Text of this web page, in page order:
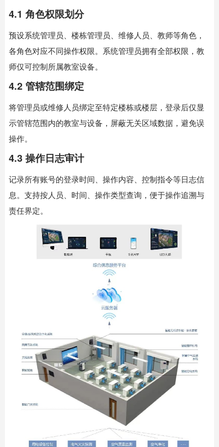
4.1 角色权限划分
预设系统管理员、楼栋管理员、维修人员、教师等角色，
各角色对应不同操作权限。系统管理员拥有全部权限，教
师仅可控制所属教室设备。
4.2 管辖范围绑定
将管理员或维修人员绑定至特定楼栋或楼层，登录后仅显
示管辖范围内的教室与设备，屏蔽无关区域数据，避免误
操作。
4.3 操作日志审计
记录所有账号的登录时间、操作内容、控制指令等日志信
息。支持按人员、时间、操作类型查询，便于操作追溯与
责任界定。